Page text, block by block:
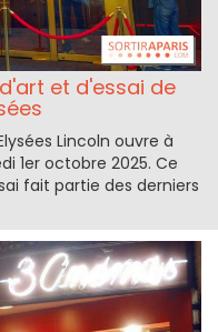
et d'essai de
Lincoln ouvre à
1er octobre 2025. Ce
fait partie des derniers